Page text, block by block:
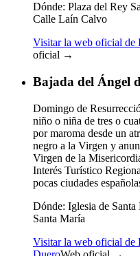
Dónde: Plaza del Rey
Calle Laín Calvo
Visitar la web oficial de
oficial →
Bajada del Ángel
Domingo de
niño o niña de tres o
por maroma desde un
negro a la Virgen y
Virgen de la
Interés Turístico
pocas ciudades
Dónde: Iglesia de
Santa María
Visitar la web oficial de